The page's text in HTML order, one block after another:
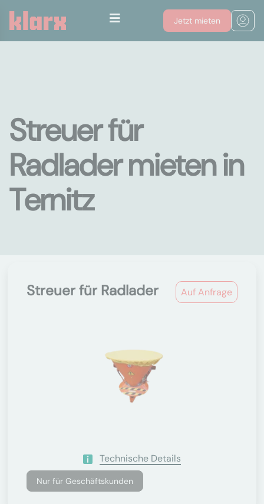
Jetzt mieten
Streuer für
Radlader mieten in
Ternitz
Auf Anfrage
Streuer für Radlader
Technische Details
Nur für Geschäftskunden